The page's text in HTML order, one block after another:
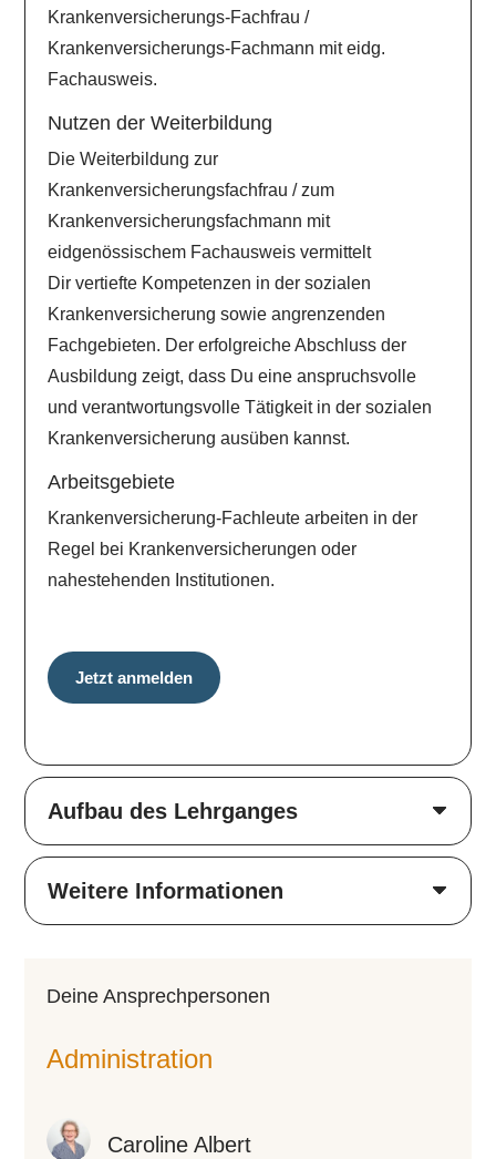
Krankenversicherungs-Fachfrau /
Krankenversicherungs-Fachmann mit eidg.
Fachausweis.
Nutzen der Weiterbildung
Die Weiterbildung zur
Krankenversicherungsfachfrau / zum
Krankenversicherungsfachmann mit
eidgenössischem Fachausweis vermittelt
Dir vertiefte Kompetenzen in der sozialen
Krankenversicherung sowie angrenzenden
Fachgebieten. Der erfolgreiche Abschluss der
Ausbildung zeigt, dass Du eine anspruchsvolle
und verantwortungsvolle Tätigkeit in der sozialen
Krankenversicherung ausüben kannst.
Arbeitsgebiete
Krankenversicherung-Fachleute arbeiten in der
Regel bei Krankenversicherungen oder
nahestehenden Institutionen.
Jetzt anmelden
Aufbau des Lehrganges
Weitere Informationen
Deine An­sprech­per­so­nen
Administration
Caroline Albert